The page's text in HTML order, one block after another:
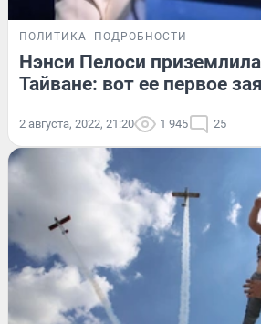
ПОЛИТИКА ПОДРОБНОСТИ
Нэнси Пелоси
Тайване: вот ее первое
2 августа, 2022, 21:20 1 945 25